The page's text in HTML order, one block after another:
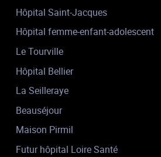
Hôpital Saint-Jacques
Hôpital femme-enfant-adolescent
Le Tourville
Hôpital Bellier
La Seilleraye
Beauséjour
Maison Pirmil
Futur hôpital Loire Santé